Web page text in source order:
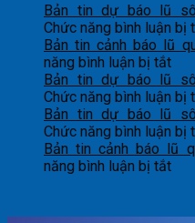
Bản tin dự báo lũ
Chức năng bình luận bị
Bản tin cảnh báo lũ
năng bình luận bị tắtở
Bản
tin
báo
lũ
quét
Bản tin dự báo lũ
Chức năng bình luận bị
Bản tin dự báo lũ
Chức năng bình luận bị
Bản tin cảnh báo lũ
năng bình luận bị tắtở